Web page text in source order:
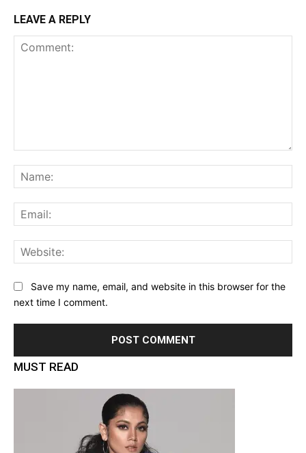
LEAVE A REPLY
Save my name, email, and website in this browser for the
next time I comment.
MUST READ